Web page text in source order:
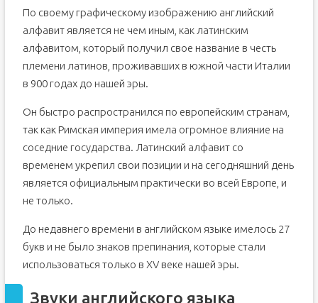
По своему графическому изображению английский
алфавит является не чем иным, как латинским
алфавитом, который получил свое название в честь
племени латинов, проживавших в южной части Италии
в 900 годах до нашей эры.
Он быстро распространился по европейским странам,
так как Римская империя имела огромное влияние на
соседние государства. Латинский алфавит со
временем укрепил свои позиции и на сегодняшний день
является официальным практически во всей Европе, и
не только.
До недавнего времени в английском языке имелось 27
букв и не было знаков препинания, которые стали
использоваться только в XV веке нашей эры.
Звуки английского языка